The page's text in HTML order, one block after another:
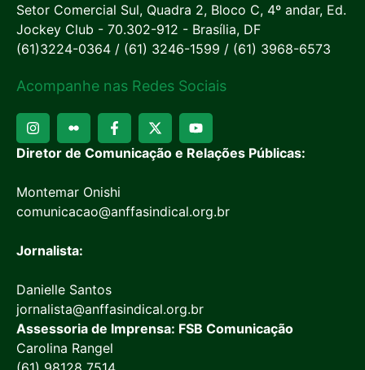
Setor Comercial Sul, Quadra 2, Bloco C, 4º andar, Ed.
Jockey Club - 70.302-912 - Brasília, DF
(61)3224-0364 / (61) 3246-1599 / (61) 3968-6573
Acompanhe nas Redes Sociais
Diretor de Comunicação e Relações Públicas:
Montemar Onishi
comunicacao@anffasindical.org.br
Jornalista:
Danielle Santos
jornalista@anffasindical.org.br
Assessoria de Imprensa: FSB Comunicação
Carolina Rangel